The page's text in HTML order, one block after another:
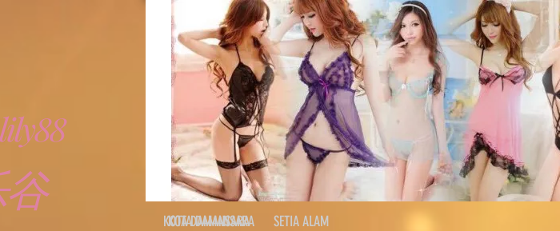
KOTA DAMANSARA SETIA ALAM
KOTA DAMANSARA